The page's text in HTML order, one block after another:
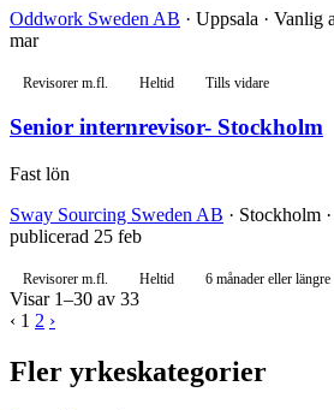
Oddwork Sweden AB · Uppsala · Vanlig
mar
Revisorer m.fl. Heltid Tills vidare
Senior internrevisor- Stockholm
Fast lön
Sway Sourcing Sweden AB · Stockholm
publicerad 25 feb
Revisorer m.fl. Heltid 6 månader eller längre
Visar 1–30 av 33
‹ 1 2 ›
Fler yrkeskategorier